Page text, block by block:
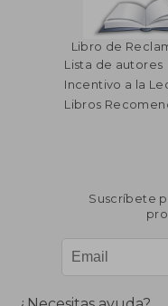
Libro de
Lista de autores
Incentivo a la
Libros
Suscríbete